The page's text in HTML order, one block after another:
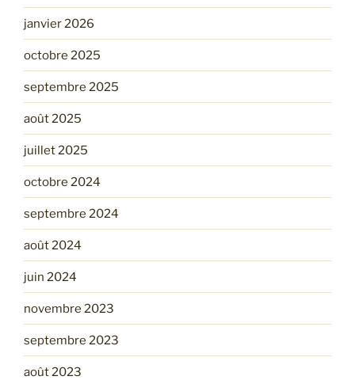
janvier 2026
octobre 2025
septembre 2025
août 2025
juillet 2025
octobre 2024
septembre 2024
août 2024
juin 2024
novembre 2023
septembre 2023
août 2023